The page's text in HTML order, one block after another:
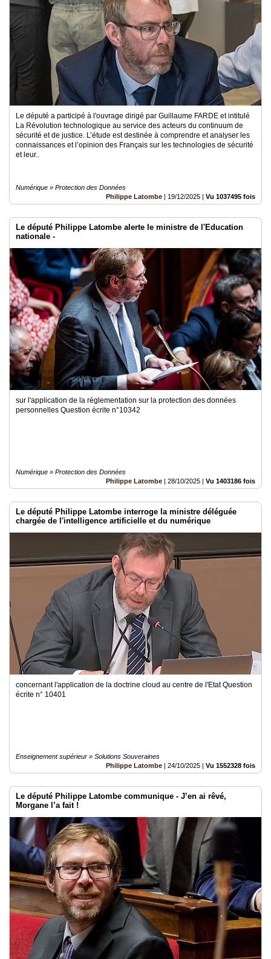
Le député a participé à l'ouvrage dirigé par Guillaume FARDE et intitulé
La Révolution technologique au service des acteurs du continuum de
sécurité et de justice. L’étude est destinée à comprendre et analyser les
connaissances et l’opinion des Français sur les technologies de sécurité
et leur..
Numérique » Protection des Données
Philippe Latombe | 19/12/2025 | Vu 1037495 fois
Le député Philippe Latombe alerte le ministre de l'Education
nationale -
sur l'application de la réglementation sur la protection des données
personnelles Question écrite n°10342
Numérique » Protection des Données
Philippe Latombe | 28/10/2025 | Vu 1403186 fois
Le député Philippe Latombe interroge la ministre déléguée
chargée de l'intelligence artificielle et du numérique
concernant l'application de la doctrine cloud au centre de l'Etat Question
écrite n° 10401
Enseignement supérieur » Solutions Souveraines
Philippe Latombe | 24/10/2025 | Vu 1552328 fois
Le député Philippe Latombe communique - J’en ai rêvé,
Morgane l’a fait !